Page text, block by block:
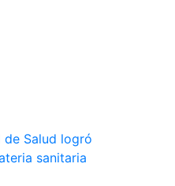
de Salud logró
sanitaria